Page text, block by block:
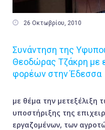
 26 Οκτωβρίου, 2010
Συνάντηση της
Θεοδώρας Τζάκρη
φορέων στην Έδεσσα
με θέμα την μετεξέλιξη
υποστήριξης της
εργαζομένων, των